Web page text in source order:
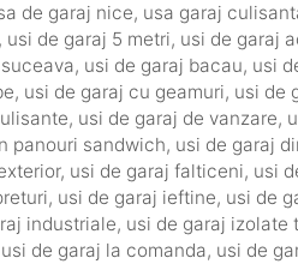
de garaj nice, usa garaj
, usi de garaj 5 metri, usi de garaj
, usi de garaj bacau, usi
, usi de garaj cu geamuri, usi de
, usi de garaj de vanzare,
panouri sandwich, usi de garaj
, usi de garaj falticeni, usi
, usi de garaj ieftine, usi de
industriale, usi de garaj izolate
usi de garaj la comanda, usi de